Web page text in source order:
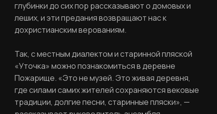
глубинки до сих пор рассказывают о домовых и
леших, и эти предания возвращают нас к
дохристианским верованиям.
Так, с местным диалектом и старинной пляской
«Уточка» можно познакомиться в деревне
Пожарище. «Это не музей. Это живая деревня,
где силами самих жителей сохраняются вековые
традиции, долгие песни, старинные пляски», —
ЛИЧНЫЙ КАБИНЕТ
Ваш email
Фамилия
Ваш email
ВОССТАНОВИТЬ ПАРОЛЬ